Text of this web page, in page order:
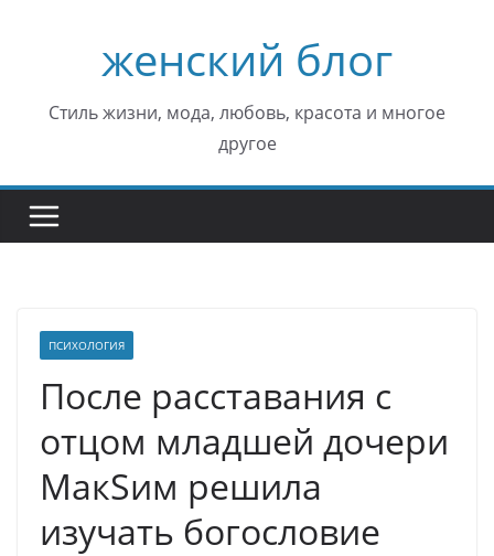
содержимомуженский блог
Стиль жизни, мода, любовь, красота и многое
другое
ПСИХОЛОГИЯ
После расставания с
отцом младшей дочери
МакSим решила
изучать богословие